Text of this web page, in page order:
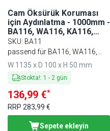
Cam Öksürük Koruması
için Aydınlatma - 1000mm -
BA116, WA116, KA116,
PA116 ve EA116 ile uyumlu
SKU: BA11
passend für BA116, WA116,
KA116, PA116 & EA116
W 1135 x D 100 x H 50 mm
Stokta!: 1 - 2 gün
136,99 €*
RRP 283,99 €
Sepete ekleyin